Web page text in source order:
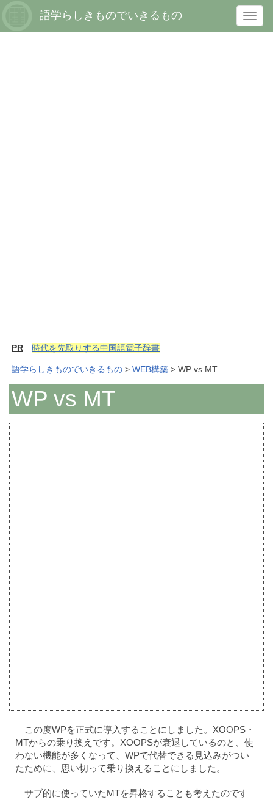
T
o
語学らしきものでいきるもの
PR 時代を先取りする中国語電子辞書
語学らしきものでいきるもの > WEB構築 > WP vs MT
WP vs MT
この度WPを正式に導入することにしました。XOOPS・
MTからの乗り換えです。XOOPSが衰退しているのと、使
わない機能が多くなって、WPで代替できる見込みがつい
たために、思い切って乗り換えることにしました。
サブ的に使っていたMTを昇格することも考えたのです